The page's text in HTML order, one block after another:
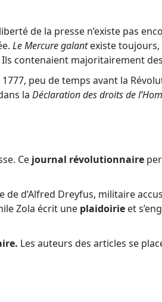
de la presse n’existe pas
Le Mercure galantexiste toujours,
Ils contenaient majoritairement des
1777, peu de temps avant la
la Déclaration des droits de
Ce journal révolutionnaire
de d’Alfred Dreyfus, militaire
Zola écrit une plaidoirie et
Les auteurs des articles se